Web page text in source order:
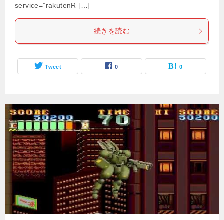
service=”rakutenR […]
続きを読む
Tweet 0 0